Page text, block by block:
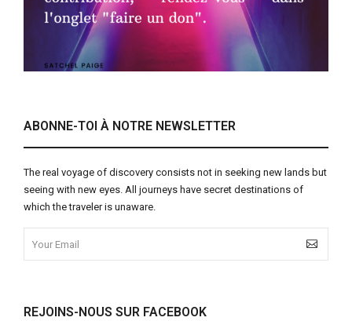
ABONNE-TOI À NOTRE NEWSLETTER
The real voyage of discovery consists not in seeking new lands but
seeing with new eyes. All journeys have secret destinations of
which the traveler is unaware.
REJOINS-NOUS SUR FACEBOOK